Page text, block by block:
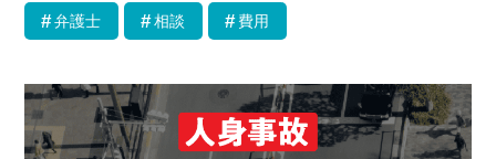
弁護士 相談 費用